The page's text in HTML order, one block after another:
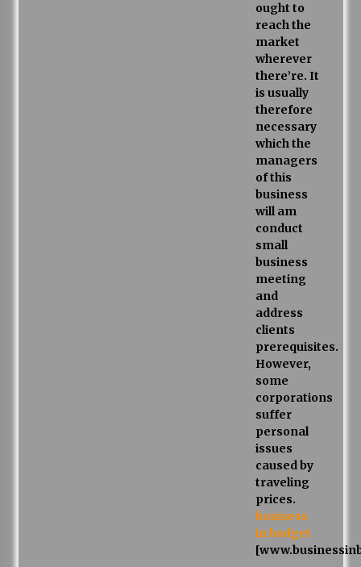
ought to
reach the
market
wherever
there’re. It
is usually
therefore
necessary
which the
managers
of this
business
will am
conduct
small
business
meeting
and
address
clients
prerequisites.
However,
some
corporations
suffer
personal
issues
caused by
traveling
prices.
business
in budget